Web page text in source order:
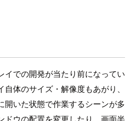
イでの開発が当たり前になってい
体のサイズ・解像度もあがり、
開いた状態で作業するシーンが多